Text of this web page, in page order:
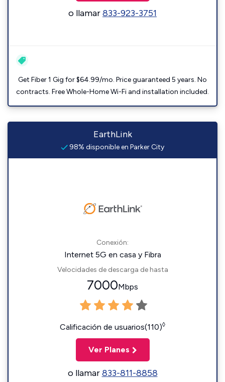
o llamar833-923-3751
Get Fiber 1 Gig for $64.99/mo. Price guaranteed 5 years. No
contracts. Free Whole-Home Wi-Fi and installation included.
EarthLink
98% disponible en Parker City
Conexión:
Internet 5G en casa y Fibra
Velocidades de descarga de hasta
7000Mbps
Calificación de usuarios(110)◊
Ver Planes
o llamar833-811-8858